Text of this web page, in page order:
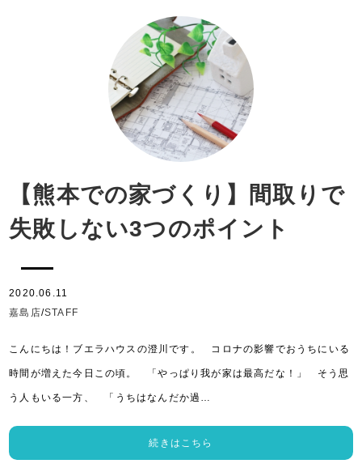
【熊本での家づくり】間取りで
失敗しない3つのポイント
2020.06.11
嘉島店/STAFF
こんにちは！ブエラハウスの澄川です。 コロナの影響でおうちにいる
時間が増えた今日この頃。 「やっぱり我が家は最高だな！」 そう思
う人もいる一方、 「うちはなんだか過…
続きはこちら